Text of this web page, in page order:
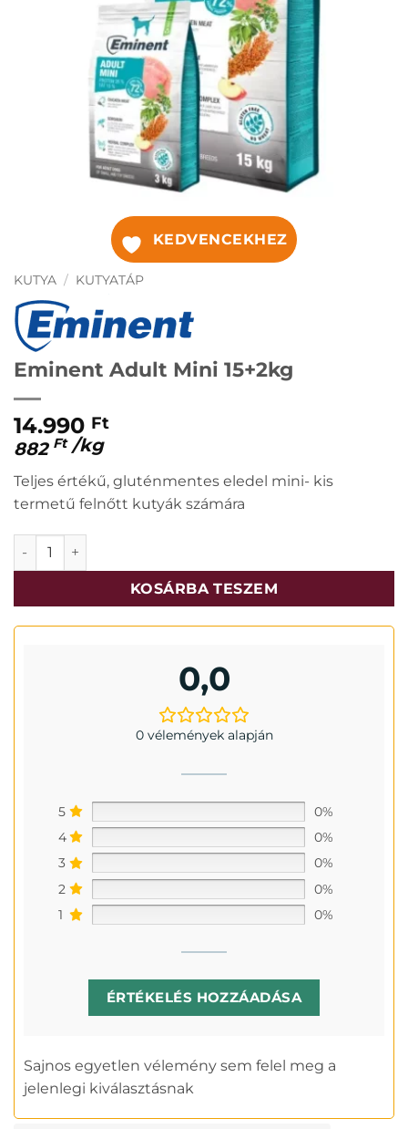
KEDVENCEKHEZ
KUTYA / KUTYATÁP
Eminent Adult Mini 15+2kg
14.990 Ft
882 Ft /kg
Teljes értékű, gluténmentes eledel mini- kis
termetű felnőtt kutyák számára
Eminent Adult Mini 15+2kg mennyiség
KOSÁRBA TESZEM
0,0
0 vélemények alapján
5
0%
4
0%
3
0%
2
0%
1
0%
ÉRTÉKELÉS HOZZÁADÁSA
Sajnos egyetlen vélemény sem felel meg a
jelenlegi kiválasztásnak